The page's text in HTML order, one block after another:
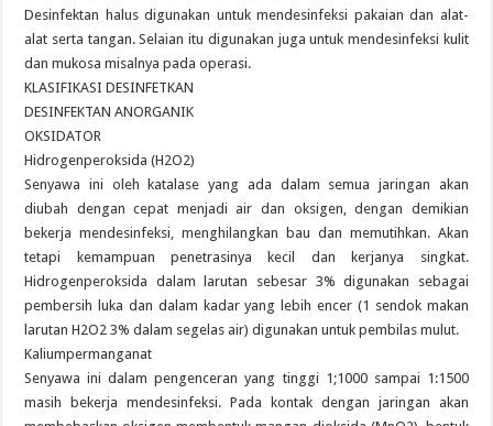
Desinfektan halus digunakan untuk mendesinfeksi pakaian dan alat-
alat serta tangan. Selaian itu digunakan juga untuk mendesinfeksi kulit
dan mukosa misalnya pada operasi.
KLASIFIKASI DESINFETKAN
DESINFEKTAN ANORGANIK
OKSIDATOR
Hidrogenperoksida (H2O2)
Senyawa ini oleh katalase yang ada dalam semua jaringan akan
diubah dengan cepat menjadi air dan oksigen, dengan demikian
bekerja mendesinfeksi, menghilangkan bau dan memutihkan. Akan
tetapi kemampuan penetrasinya kecil dan kerjanya singkat.
Hidrogenperoksida dalam larutan sebesar 3% digunakan sebagai
pembersih luka dan dalam kadar yang lebih encer (1 sendok makan
larutan H2O2 3% dalam segelas air) digunakan untuk pembilas mulut.
Kaliumpermanganat
Senyawa ini dalam pengenceran yang tinggi 1;1000 sampai 1:1500
masih bekerja mendesinfeksi. Pada kontak dengan jaringan akan